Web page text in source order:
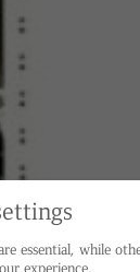
essential, while
experience.